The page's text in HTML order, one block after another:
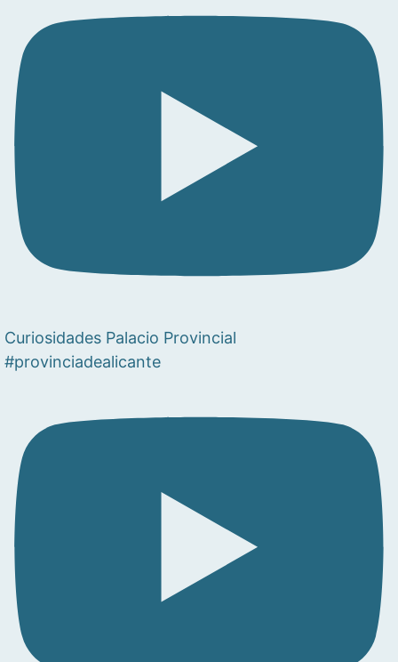
Curiosidades Palacio Provincial
#provinciadealicante